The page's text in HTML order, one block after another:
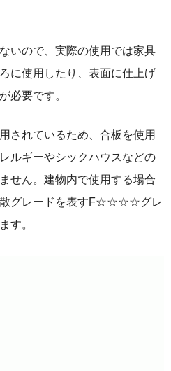
いので、実際の使用では家具
に使用したり、表面に仕上げ
必要です。
されているため、合板を使用
ルギーやシックハウスなどの
せん。建物内で使用する場合
散グレードを表すF☆☆☆☆グレ
す。